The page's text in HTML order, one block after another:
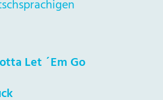
Let ´Em Go